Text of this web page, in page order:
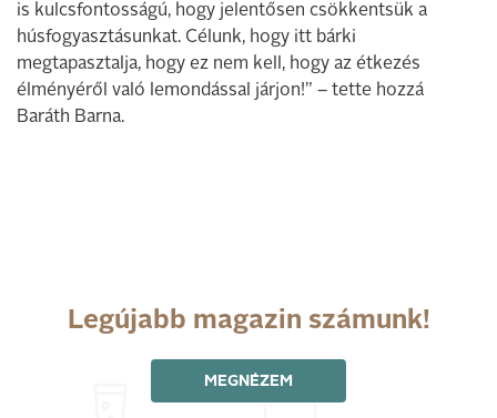
is kulcsfontosságú, hogy jelentősen csökkentsük a
húsfogyasztásunkat. Célunk, hogy itt bárki
megtapasztalja, hogy ez nem kell, hogy az étkezés
élményéről való lemondással járjon!” – tette hozzá
Baráth Barna.
Legújabb magazin számunk!
MEGNÉZEM